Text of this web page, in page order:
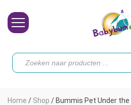
Toebehoren
Producten
zoeken
Home / Shop / Bummis Pet Under the